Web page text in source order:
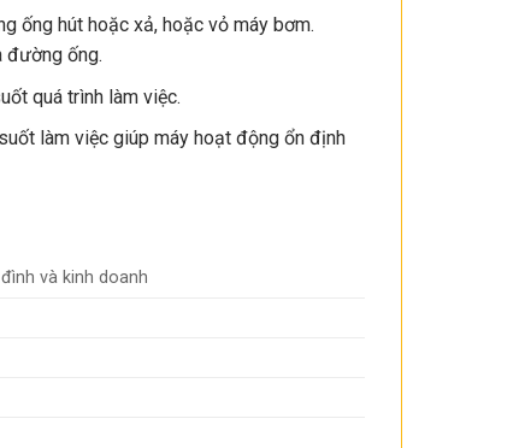
ống hút hoặc xả, hoặc vỏ máy bơm.
đường ống.
quá trình làm việc.
làm việc giúp máy hoạt động ổn định
và kinh doanh